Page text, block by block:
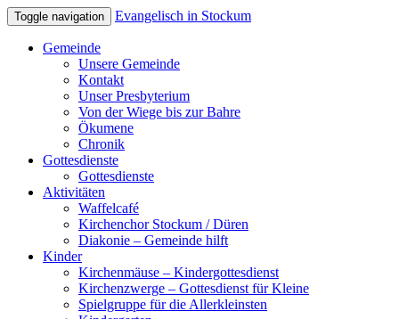
Toggle navigation Evangelisch in Stockum
Gemeinde
Unsere Gemeinde
Kontakt
Unser Presbyterium
Von der Wiege bis zur Bahre
Ökumene
Chronik
Gottesdienste
Gottesdienste
Aktivitäten
Waffelcafé
Kirchenchor Stockum / Düren
Diakonie – Gemeinde hilft
Kinder
Kirchenmäuse – Kindergottesdienst
Kirchenzwerge – Gottesdienst für Kleine
Spielgruppe für die Allerkleinsten